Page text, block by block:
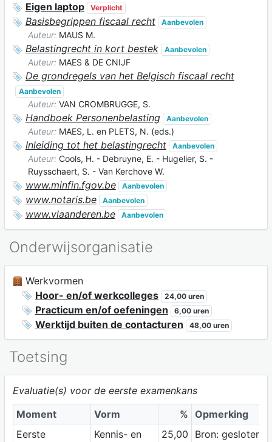
Eigen laptop Verplicht
Basisbegrippen fiscaal recht Aanbevolen
Auteur: MAUS M.
Belastingrecht in kort bestek Aanbevolen
Auteur: MAES & DE CNIJF
De grondregels van het Belgisch fiscaal recht
Aanbevolen
Auteur: VAN CROMBRUGGE, S.
Handboek Personenbelasting Aanbevolen
Auteur: MAES, L. en PLETS, N. (eds.)
Inleiding tot het belastingrecht Aanbevolen
Auteur: Cools, H. - Debruyne, E. - Hugelier, S. -
Ruysschaert, S. - Van Kerchove W.
www.minfin.fgov.be Aanbevolen
www.notaris.be Aanbevolen
www.vlaanderen.be Aanbevolen
Onderwijsorganisatie
Werkvormen
Hoor- en/of werkcolleges
24,00 uren
Practicum en/of oefeningen 6,00 uren
Werktijd buiten de contacturen 48,00 uren
Toetsing
Evaluatie(s) voor de eerste examenkans
Moment
Vorm % Opmerking
Eerste
Kennis- en
25,00
Bron: gesloten